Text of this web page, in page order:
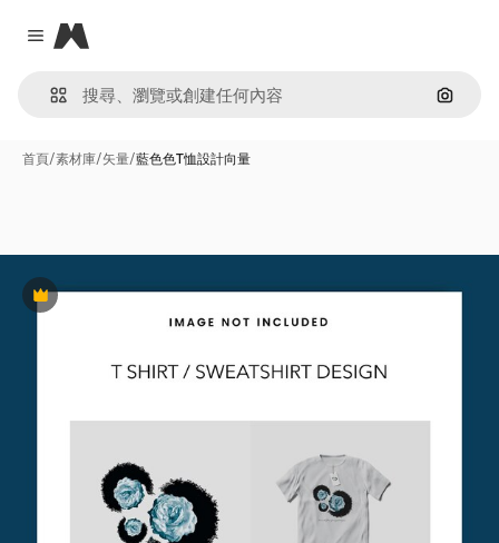
Close menu
Magnific
通過圖
首頁/素材庫/矢量/藍色色T恤設計向量
Premium